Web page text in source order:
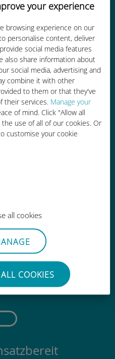
your experience
browsing experience on our
personalise content, deliver
social media features
also share information about
social media, advertising and
combine it with other
to them or that they've
their services. Manage your
of mind. Click "Allow all
use of all of our cookies. Or
customise your cookie
all cookies
COOKIES
als Roaming-
bisherigen
bestehende SIM-
entfernen